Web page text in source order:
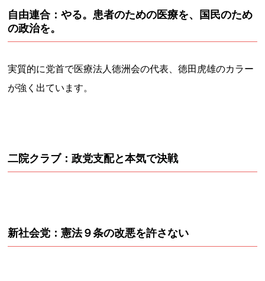
自由連合：やる。患者のための医療を、国民のため
の政治を。
実質的に党首で医療法人徳洲会の代表、徳田虎雄のカラー
が強く出ています。
二院クラブ：政党支配と本気で決戦
新社会党：憲法９条の改悪を許さない